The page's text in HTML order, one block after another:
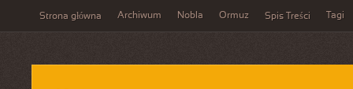
Strona główna Archiwum Nobla Ormuz Spis Treści Tagi